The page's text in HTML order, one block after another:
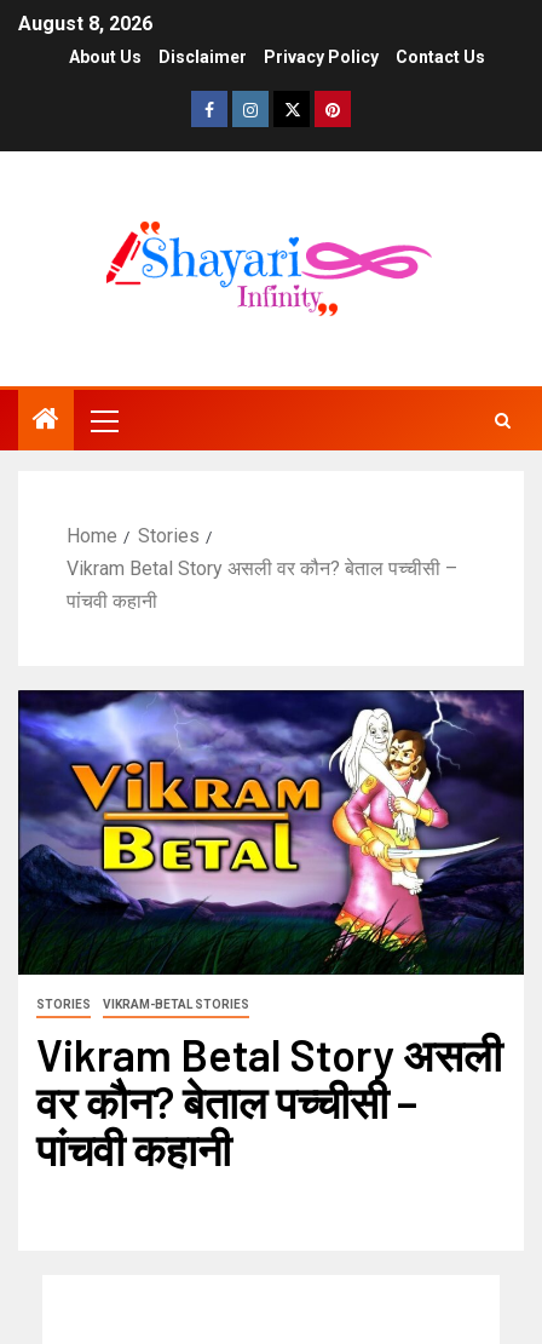
August 8, 2026
About Us Disclaimer Privacy Policy Contact Us
Home
Stories
Vikram Betal Story असली वर कौन? बेताल पच्चीसी –
पांचवी कहानी
STORIES VIKRAM-BETAL STORIES
Vikram Betal Story असली
वर कौन? बेताल पच्चीसी –
पांचवी कहानी